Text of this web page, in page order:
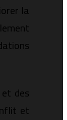
la
des
et